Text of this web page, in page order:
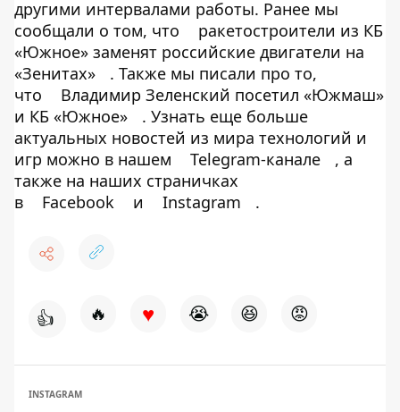
другими интервалами работы. Ранее мы
сообщали о том, что
ракетостроители из КБ
«Южное» заменят российские двигатели на
«Зенитах»
. Также мы писали про то,
что
Владимир Зеленский посетил «Южмаш»
и КБ «Южное»
. Узнать еще больше
актуальных новостей из мира технологий и
игр можно в нашем
Telegram-канале
, а
также на наших страничках
в
Facebook и Instagram .
👍 🔥 ♥ 😭 😆 😡
INSTAGRAM